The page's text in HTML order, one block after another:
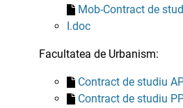
Mob-Contract de
I.doc
Facultatea de Urbanism:
Contract de studiu
Contract de studiu